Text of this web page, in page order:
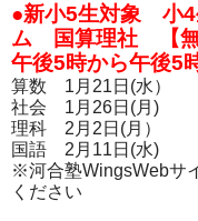
●新小5生対象 小
ム 国算理社 【無
午後5時から午後5
算数 1月21日(水）
社会 1月26日(月)
理科 2月2日(月）
国語 2月11日(水)
※河合塾WingsWebサ
ください